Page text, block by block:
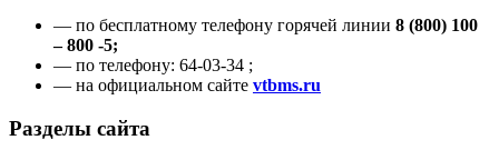
— по бесплатному телефону горячей линии 8 (800) 100
– 800 -5;
— по телефону: 64-03-34 ;
— на официальном сайте vtbms.ru
Разделы сайта